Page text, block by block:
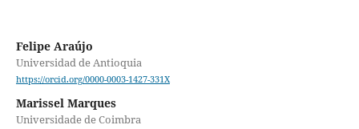
Felipe Araújo
Universidad de Antioquia
https://orcid.org/0000-0003-1427-331X
Marissel Marques
Universidade de Coimbra